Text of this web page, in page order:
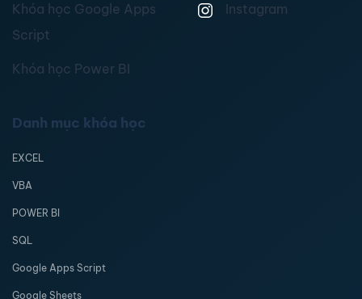
Khóa học Google Apps
Script
Khóa học Power BI
Instagram
Danh mục khóa học
EXCEL
VBA
POWER BI
SQL
Google Apps Script
Google Sheets